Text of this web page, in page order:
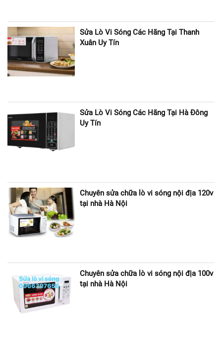
Sửa Lò Vi Sóng Các Hãng Tại Thanh
Xuân Uy Tín
Sửa Lò Vi Sóng Các Hãng Tại Hà Đông
Uy Tín
Chuyên sửa chữa lò vi sóng nội địa 120v
tại nhà Hà Nội
Chuyên sửa chữa lò vi sóng nội địa 100v
tại nhà Hà Nội